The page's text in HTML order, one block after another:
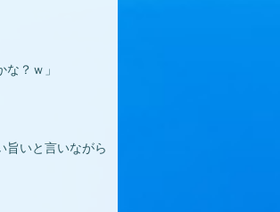
？ｗ」
旨いと言いながら